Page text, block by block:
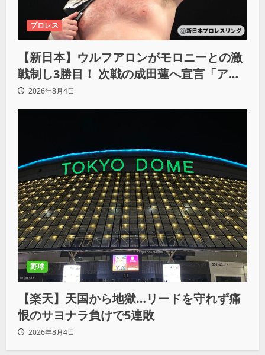
プロレス
【新日本】ウルフアロンがモロニーとの激
戦制し3勝目！ 次戦の成田蓮へ宣言「アイ
ツの王道を俺の王道でぶち壊す」
2026年8月4日
野球
【楽天】天国から地獄…リードを守れず痛
恨のサヨナラ負けで5連敗
2026年8月4日